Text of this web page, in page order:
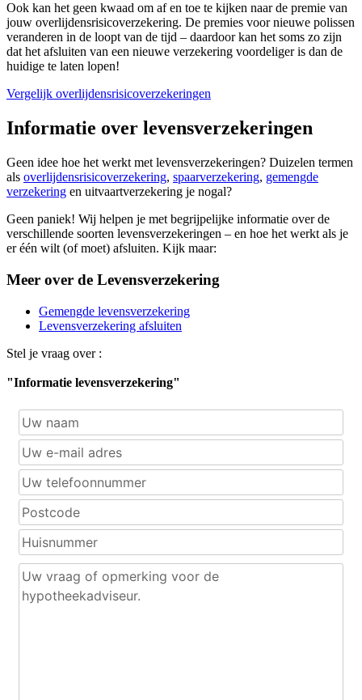
Ook kan het geen kwaad om af en toe te kijken naar de premie van
jouw overlijdensrisicoverzekering. De premies voor nieuwe polissen
veranderen in de loopt van de tijd – daardoor kan het soms zo zijn
dat het afsluiten van een nieuwe verzekering voordeliger is dan de
huidige te laten lopen!
Vergelijk overlijdensrisicoverzekeringen
Informatie over levensverzekeringen
Geen idee hoe het werkt met levensverzekeringen? Duizelen termen
als overlijdensrisicoverzekering, spaarverzekering, gemengde
verzekering en uitvaartverzekering je nogal?
Geen paniek! Wij helpen je met begrijpelijke informatie over de
verschillende soorten levensverzekeringen – en hoe het werkt als je
er één wilt (of moet) afsluiten. Kijk maar:
Meer over de Levensverzekering
Gemengde levensverzekering
Levensverzekering afsluiten
Stel je vraag over :
"Informatie levensverzekering"